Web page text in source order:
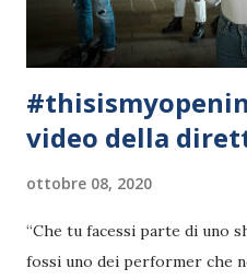
DICEMBRE – ore 16...
video della
ottobre 08, 2020
“Che tu facessi parte di uno
fossi uno dei performer che